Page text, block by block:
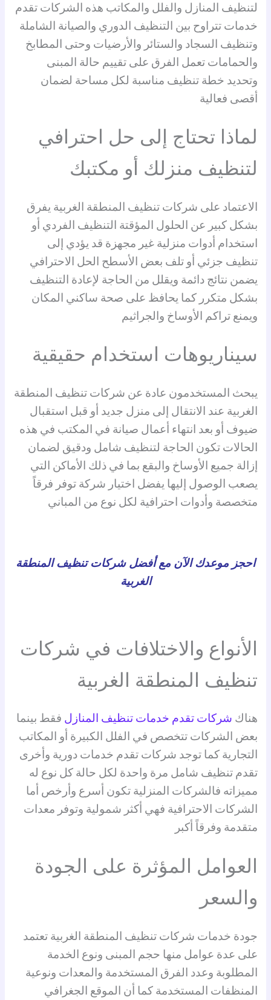
لتنظيف المنازل والفلل والمكاتب هذه الشركات تقدم
خدمات تتراوح بين التنظيف الدوري والصيانة الشاملة
وتنظيف السجاد والستائر والأرضيات وحتى المطابخ
والحمامات تعمل الفرق على تقييم حالة المبنى
وتحديد خطة تنظيف مناسبة لكل مساحة لضمان
أقصى فعالية
لماذا تحتاج إلى حل احترافي
لتنظيف منزلك أو مكتبك
الاعتماد على شركات تنظيف المنطقة الغربية يفرق
بشكل كبير عن الحلول المؤقتة التنظيف الفردي أو
استخدام أدوات منزلية غير مجهزة قد يؤدي إلى
تنظيف جزئي أو تلف بعض الأسطح الحل الاحترافي
يضمن نتائج دائمة ويقلل من الحاجة لإعادة التنظيف
بشكل متكرر كما يحافظ على صحة ساكني المكان
ويمنع تراكم الأوساخ والجراثيم
سيناريوهات استخدام حقيقية
يبحث المستخدمون عادة عن شركات تنظيف المنطقة
الغربية عند الانتقال إلى منزل جديد أو قبل استقبال
ضيوف أو بعد انتهاء أعمال صيانة في المكتب في هذه
الحالات تكون الحاجة لتنظيف شامل ودقيق لضمان
إزالة جميع الأوساخ والبقع بما في ذلك الأماكن التي
يصعب الوصول إليها يفضل اختيار شركة توفر فرقاً
متخصصة وأدوات احترافية لكل نوع من المباني
احجز موعدك الآن مع أفضل شركات تنظيف المنطقة
الغربية
الأنواع والاختلافات في شركات
تنظيف المنطقة الغربية
هناك شركات تقدم خدمات تنظيف المنازل فقط بينما
بعض الشركات تتخصص في الفلل الكبيرة أو المكاتب
التجارية كما توجد شركات تقدم خدمات دورية وأخرى
تقدم تنظيف شامل مرة واحدة لكل حالة كل نوع له
مميزاته فالشركات المنزلية تكون أسرع وأرخص أما
الشركات الاحترافية فهي أكثر شمولية وتوفر معدات
متقدمة وفرقاً أكبر
العوامل المؤثرة على الجودة
والسعر
جودة خدمات شركات تنظيف المنطقة الغربية تعتمد
على عدة عوامل منها حجم المبنى ونوع الخدمة
المطلوبة وعدد الفرق المستخدمة والمعدات ونوعية
المنظفات المستخدمة كما أن الموقع الجغرافي